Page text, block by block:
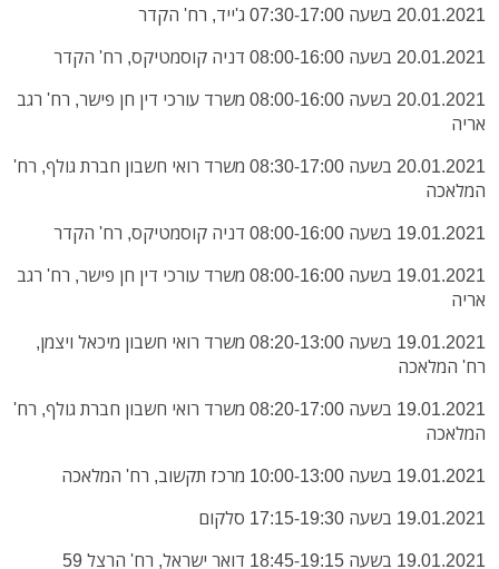
20.01.2021 בשעה 07:30-17:00 ג'ייד, רח' הקדר
20.01.2021 בשעה 08:00-16:00 דניה קוסמטיקס, רח' הקדר
20.01.2021 בשעה 08:00-16:00 משרד עורכי דין חן פישר, רח' רגב
אריה
20.01.2021 בשעה 08:30-17:00 משרד רואי חשבון חברת גולף, רח'
המלאכה
19.01.2021 בשעה 08:00-16:00 דניה קוסמטיקס, רח' הקדר
19.01.2021 בשעה 08:00-16:00 משרד עורכי דין חן פישר, רח' רגב
אריה
19.01.2021 בשעה 08:20-13:00 משרד רואי חשבון מיכאל ויצמן,
רח' המלאכה
19.01.2021 בשעה 08:20-17:00 משרד רואי חשבון חברת גולף, רח'
המלאכה
19.01.2021 בשעה 10:00-13:00 מרכז תקשוב, רח' המלאכה
19.01.2021 בשעה 17:15-19:30 סלקום
19.01.2021 בשעה 18:45-19:15 דואר ישראל, רח' הרצל 59